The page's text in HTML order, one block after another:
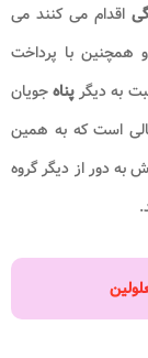
اقدام می کنند می
همچنین با پرداخت
به دیگرپناهجویان
است که به همین
به دور از دیگر گروه